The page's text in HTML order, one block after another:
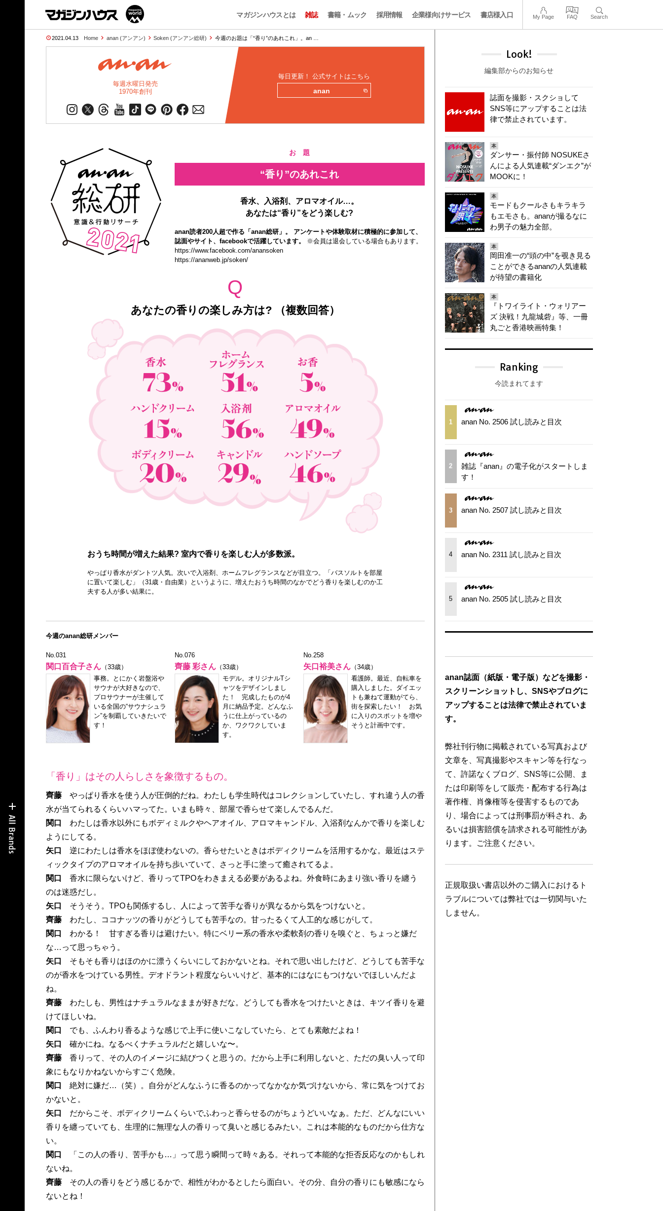
マガジンハウスとは 雑誌 書籍・ムック 採用情報 企業様向けサービス 書店様入口 My Page FAQ Search
2021.04.13 Home anan (アンアン) Soken (アンアン総研) 今週のお題は「“香り”のあれこれ」。an …
毎週水曜日発売
1970年創刊
毎日更新！ 公式サイトはこちら
anan
お 題
“香り”のあれこれ
香水、入浴剤、アロマオイル…。
あなたは“香り”をどう楽しむ?
anan読者200人超で作る「anan総研」。 アンケートや体験取材に積極的に参加して、
誌面やサイト、facebookで活躍しています。
※会員は退会している場合もあります。
https://www.facebook.com/anansoken
https://ananweb.jp/soken/
Q
あなたの香りの楽しみ方は? （複数回答）
おうち時間が増えた結果? 室内で香りを楽しむ人が多数派。
やっぱり香水がダントツ人気。次いで入浴剤、ホームフレグランスなどが目立つ。「バスソルトを部屋
に置いて楽しむ」（31歳・自由業）というように、増えたおうち時間のなかでどう香りを楽しむのか工
夫する人が多い結果に。
今週のanan総研メンバー
No.031
関口百合子さん（33歳）
事務。とにかく岩盤浴や
サウナが大好きなので、
プロサウナーが主催して
いる全国の“サウナシュラ
ン”を制覇していきたいで
す！
No.076
齊藤 彩さん（33歳）
モデル。オリジナルTシ
ャツをデザインしまし
た！ 完成したものが4
月に納品予定。どんなふ
うに仕上がっているの
か、ワクワクしていま
す。
No.258
矢口裕美さん（34歳）
看護師。最近、自転車を
購入しました。ダイエッ
トも兼ねて運動がてら、
街を探索したい！ お気
に入りのスポットを増や
そうと計画中です。
「香り」はその人らしさを象徴するもの。
齊藤 やっぱり香水を使う人が圧倒的だね。わたしも学生時代はコレクションしていたし、すれ違う人の香
水が当てられるくらいハマってた。いまも時々、部屋で香らせて楽しんでるんだ。
関口 わたしは香水以外にもボディミルクやヘアオイル、アロマキャンドル、入浴剤なんかで香りを楽しむ
ようにしてる。
矢口 逆にわたしは香水をほぼ使わないの。香らせたいときはボディクリームを活用するかな。最近はステ
ィックタイプのアロマオイルを持ち歩いていて、さっと手に塗って癒されてるよ。
関口 香水に限らないけど、香りってTPOをわきまえる必要があるよね。外食時にあまり強い香りを纏う
のは迷惑だし。
矢口 そうそう。TPOも関係するし、人によって苦手な香りが異なるから気をつけないと。
齊藤 わたし、ココナッツの香りがどうしても苦手なの。甘ったるくて人工的な感じがして。
関口 わかる！ 甘すぎる香りは避けたい。特にベリー系の香水や柔軟剤の香りを嗅ぐと、ちょっと嫌だ
な…って思っちゃう。
矢口 そもそも香りはほのかに漂うくらいにしておかないとね。それで思い出したけど、どうしても苦手な
のが香水をつけている男性。デオドラント程度ならいいけど、基本的にはなにもつけないでほしいんだよ
ね。
齊藤 わたしも、男性はナチュラルなままが好きだな。どうしても香水をつけたいときは、キツイ香りを避
けてほしいね。
関口 でも、ふんわり香るような感じで上手に使いこなしていたら、とても素敵だよね！
矢口 確かにね。なるべくナチュラルだと嬉しいな〜。
齊藤 香りって、その人のイメージに結びつくと思うの。だから上手に利用しないと、ただの臭い人って印
象にもなりかねないからすごく危険。
関口 絶対に嫌だ…（笑）。自分がどんなふうに香るのかってなかなか気づけないから、常に気をつけてお
かないと。
矢口 だからこそ、ボディクリームくらいでふわっと香らせるのがちょうどいいなぁ。ただ、どんなにいい
香りを纏っていても、生理的に無理な人の香りって臭いと感じるみたい。これは本能的なものだから仕方な
い。
関口
「この人の香り、苦手かも…」って思う瞬間って時々ある。それって本能的な拒否反応なのかもしれ
ないね。
齊藤 その人の香りをどう感じるかで、相性がわかるとしたら面白い。その分、自分の香りにも敏感になら
ないとね！
Look!
編集部からのお知らせ
誌面を撮影・スクショして
SNS等にアップすることは法
律で禁止されています。
本
ダンサー・振付師 NOSUKEさ
んによる人気連載“ダンエク”が
MOOKに！
本
モードもクールさもキラキラ
もエモさも。ananが撮るなに
わ男子の魅力全部。
本
岡田准一の“頭の中”を覗き見る
ことができるananの人気連載
が待望の書籍化
本
『トワイライト・ウォリアー
ズ 決戦！九龍城砦』等、一冊
丸ごと香港映画特集！
Ranking
今読まれてます
1 anan No. 2506 試し読みと目次
2
雑誌『anan』の電子化がスタートしま
す！
3 anan No. 2507 試し読みと目次
4 anan No. 2311 試し読みと目次
5 anan No. 2505 試し読みと目次
anan誌面（紙版・電子版）などを撮影・
スクリーンショットし、SNSやブログに
アップすることは法律で禁止されていま
す。
弊社刊行物に掲載されている写真および
文章を、写真撮影やスキャン等を行なっ
て、許諾なくブログ、SNS等に公開、ま
たは印刷等をして販売・配布する行為は
著作権、肖像権等を侵害するものであ
り、場合によっては刑事罰が科され、あ
るいは損害賠償を請求される可能性があ
ります。ご注意ください。
正規取扱い書店以外のご購入におけるト
ラブルについては弊社では一切関与いた
しません。